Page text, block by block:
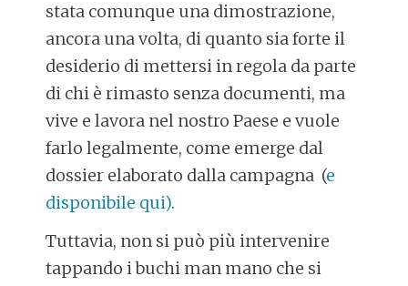
stata comunque una dimostrazione,
ancora una volta, di quanto sia forte il
desiderio di mettersi in regola da parte
di chi è rimasto senza documenti, ma
vive e lavora nel nostro Paese e vuole
farlo legalmente, come emerge dal
dossier elaborato dalla campagna (e
disponibile qui).
Tuttavia, non si può più intervenire
tappando i buchi man mano che si